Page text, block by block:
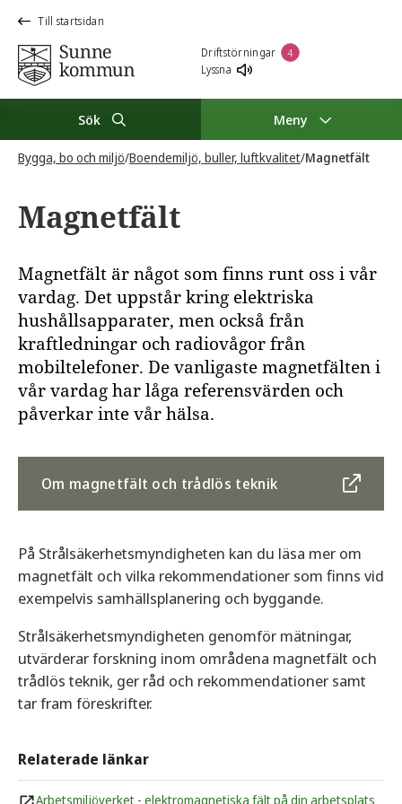
Till startsidan
Driftstörningar 4
Lyssna
Sök Meny
Bygga, bo och miljö/Boendemiljö, buller, luftkvalitet/Magnetfält
Magnetfält
Magnetfält är något som finns runt oss i vår
vardag. Det uppstår kring elektriska
hushållsapparater, men också från
kraftledningar och radiovågor från
mobiltelefoner. De vanligaste magnetfälten i
vår vardag har låga referensvärden och
påverkar inte vår hälsa.
Om magnetfält och trådlös teknik
På Strålsäkerhetsmyndigheten kan du läsa mer om
magnetfält och vilka rekommendationer som finns vid
exempelvis samhällsplanering och byggande.
Strålsäkerhetsmyndigheten genomför mätningar,
utvärderar forskning inom områdena magnetfält och
trådlös teknik, ger råd och rekommendationer samt
tar fram föreskrifter.
Relaterade länkar
Arbetsmiljöverket - elektromagnetiska fält på din arbetsplats